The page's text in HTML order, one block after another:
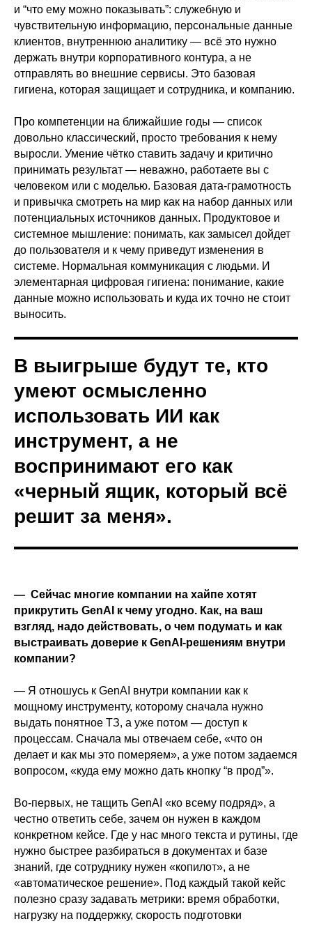
и “что ему можно показывать”: служебную и
чувствительную информацию, персональные данные
клиентов, внутреннюю аналитику — всё это нужно
держать внутри корпоративного контура, а не
отправлять во внешние сервисы. Это базовая
гигиена, которая защищает и сотрудника, и компанию.
Про компетенции на ближайшие годы — список
довольно классический, просто требования к нему
выросли. Умение чётко ставить задачу и критично
принимать результат — неважно, работаете вы с
человеком или с моделью. Базовая дата-грамотность
и привычка смотреть на мир как на набор данных или
потенциальных источников данных. Продуктовое и
системное мышление: понимать, как замысел дойдет
до пользователя и к чему приведут изменения в
системе. Нормальная коммуникация с людьми. И
элементарная цифровая гигиена: понимание, какие
данные можно использовать и куда их точно не стоит
выносить.
В выигрыше будут те, кто
умеют осмысленно
использовать ИИ как
инструмент, а не
воспринимают его как
«черный ящик, который всё
решит за меня».
— Сейчас многие компании на хайпе хотят
прикрутить GenAI к чему угодно. Как, на ваш
взгляд, надо действовать, о чем подумать и как
выстраивать доверие к GenAI-решениям внутри
компании?
— Я отношусь к GenAI внутри компании как к
мощному инструменту, которому сначала нужно
выдать понятное ТЗ, а уже потом — доступ к
процессам. Сначала мы отвечаем себе, «что он
делает и как мы это померяем», а уже потом задаемся
вопросом, «куда ему можно дать кнопку “в прод”».
Во-первых, не тащить GenAI «ко всему подряд», а
честно ответить себе, зачем он нужен в каждом
конкретном кейсе. Где у нас много текста и рутины, где
нужно быстрее разбираться в документах и базе
знаний, где сотруднику нужен «копилот», а не
«автоматическое решение». Под каждый такой кейс
полезно сразу задавать метрики: время обработки,
нагрузку на поддержку, скорость подготовки